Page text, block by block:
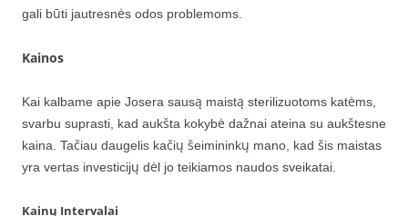
gali būti jautresnės odos problemoms.
Kainos
Kai kalbame apie Josera sausą maistą sterilizuotoms katėms,
svarbu suprasti, kad aukšta kokybė dažnai ateina su aukštesne
kaina. Tačiau daugelis kačių šeimininkų mano, kad šis maistas
yra vertas investicijų dėl jo teikiamos naudos sveikatai.
Kainų Intervalai